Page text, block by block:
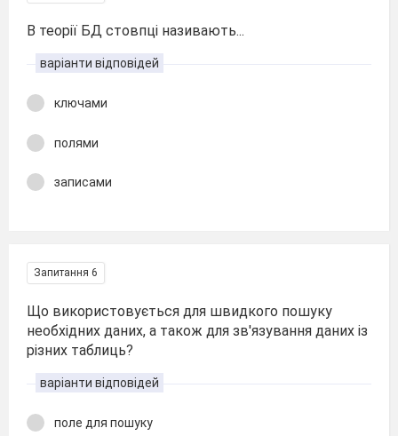
В теорії БД стовпці називають...
варіанти відповідей
ключами
полями
записами
Запитання 6
Що використовується для швидкого пошуку
необхідних даних, а також для зв'язування даних із
різних таблиць?
варіанти відповідей
поле для пошуку